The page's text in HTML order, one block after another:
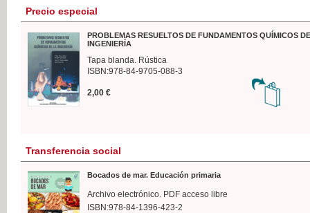
Precio especial
PROBLEMAS RESUELTOS DE FUNDAMENTOS QUÍMICOS
INGENIERÍA
Tapa blanda. Rústica
ISBN:978-84-9705-088-3
2,00 €
Transferencia social
Bocados de mar. Educación primaria
Archivo electrónico. PDF acceso libre
ISBN:978-84-1396-423-2